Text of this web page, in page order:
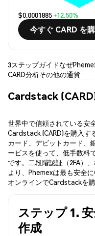
$0.0001885+12.50%
今すぐ CARD を
3ステップガイドなぜ
CARD分析その他の通貨
Cardstack
世界中で信頼されている安
Cardstack (CARD)を購入す
カード、デビットカード、
ービスを使って、低手数料
です。二段階認証（2FA）
より、Phemexは最も安全
オンラインでCardstackを
ステップ 1.
作成